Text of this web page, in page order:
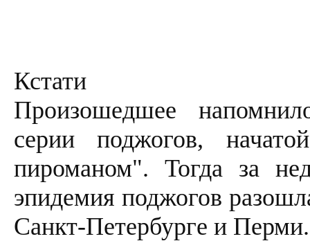
Кстати
Произошедшее
серии поджогов,
пироманом". Тогда за
эпидемия поджогов
Санкт-Петербурге и Перми.